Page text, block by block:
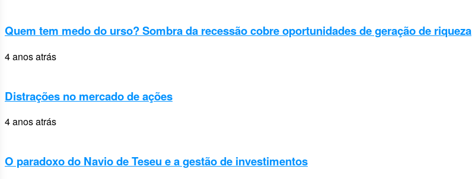
Quem tem medo do urso? Sombra da recessão cobre oportunidades de geração de riqueza
4 anos atrás
Distrações no mercado de ações
4 anos atrás
O paradoxo do Navio de Teseu e a gestão de investimentos